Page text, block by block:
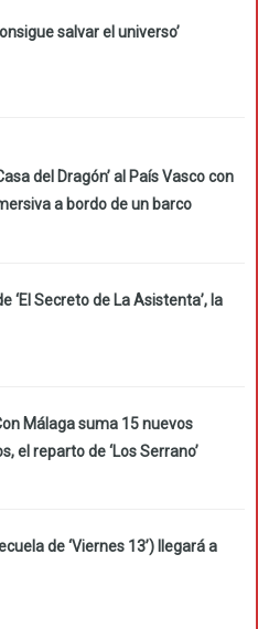
salvar el universo’
del Dragón’ al País Vasco con
a bordo de un barco
‘El Secreto de La Asistenta’, la
Málaga suma 15 nuevos
el reparto de ‘Los Serrano’
de ‘Viernes 13’) llegará a